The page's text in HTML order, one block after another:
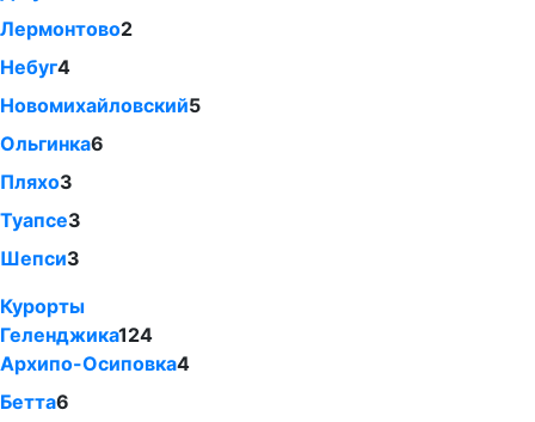
Лермонтово2
Небуг4
Новомихайловский5
Ольгинка6
Пляхо3
Туапсе3
Шепси3
Курорты
Геленджика124
Архипо-Осиповка4
Бетта6